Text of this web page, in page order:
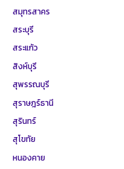
สมุทรสาคร
สระบุรี
สระแก้ว
สิงห์บุรี
สุพรรณบุรี
สุราษฎร์ธานี
สุรินทร์
สุโขทัย
หนองคาย